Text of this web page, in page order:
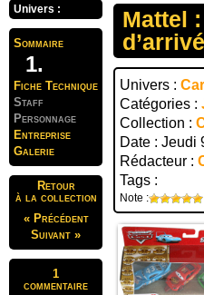
Univers :
Sommaire
Fiche Technique
Staff
Personnage
Entreprise
Galerie
Retour
à la collection
« Précédent
Suivant »
1
commentaire
Mattel
Univers :
Catégories :
Collection :
Date : Jeudi
Rédacteur :
Tags :
Note :